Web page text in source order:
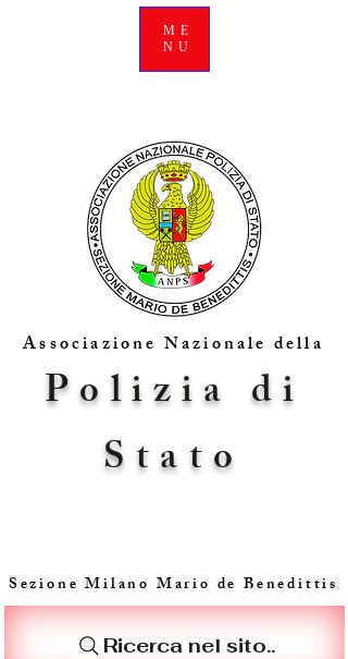
ME
NU
Associazione Nazionale della
Sezione Milano Mario de Benedittis
Ricerca nel sito..
Polizia di
Stato